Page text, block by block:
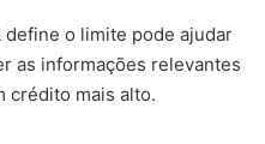
o limite pode ajudar
as informações relevantes
crédito mais alto.